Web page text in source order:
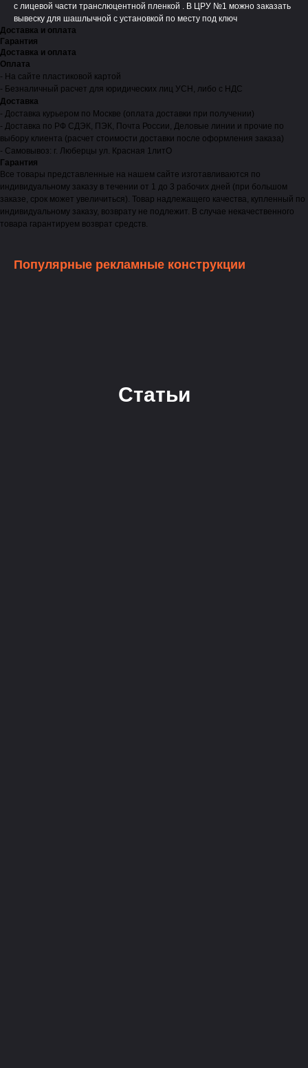
с лицевой части транслюцентной пленкой . В ЦРУ №1 можно заказать
вывеску для шашлычной с установкой по месту под ключ
Доставка и оплата
Гарантия
Доставка и оплата
Оплата
- На сайте пластиковой картой
- Безналичный расчет для юридических лиц УСН, либо с НДС
Доставка
- Доставка курьером по Москве (оплата доставки при получении)
- Доставка по РФ СДЭК, ПЭК, Почта России, Деловые линии и прочие по
выбору клиента (расчет стоимости доставки после оформления заказа)
- Самовывоз: г. Люберцы ул. Красная 1литО
Гарантия
Все товары представленные на нашем сайте изготавливаются по
индивидуальному заказу в течении от 1 до 3 рабочих дней (при большом
заказе, срок может увеличиться). Товар надлежащего качества, купленный по
индивидуальному заказу, возврату не подлежит. В случае некачественного
товара гарантируем возврат средств.
Популярные рекламные конструкции
Статьи